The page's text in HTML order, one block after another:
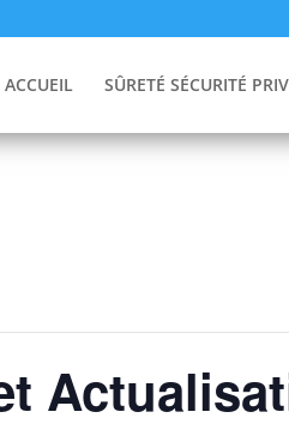
ACCUEIL SÛRETÉ SÉCURITÉ